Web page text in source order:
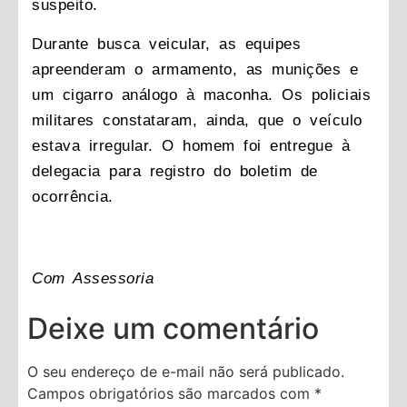
suspeito.
Durante busca veicular, as equipes
apreenderam o armamento, as munições e
um cigarro análogo à maconha. Os policiais
militares constataram, ainda, que o veículo
estava irregular. O homem foi entregue à
delegacia para registro do boletim de
ocorrência.
Com Assessoria
Deixe um comentário
O seu endereço de e-mail não será publicado.
Campos obrigatórios são marcados com *